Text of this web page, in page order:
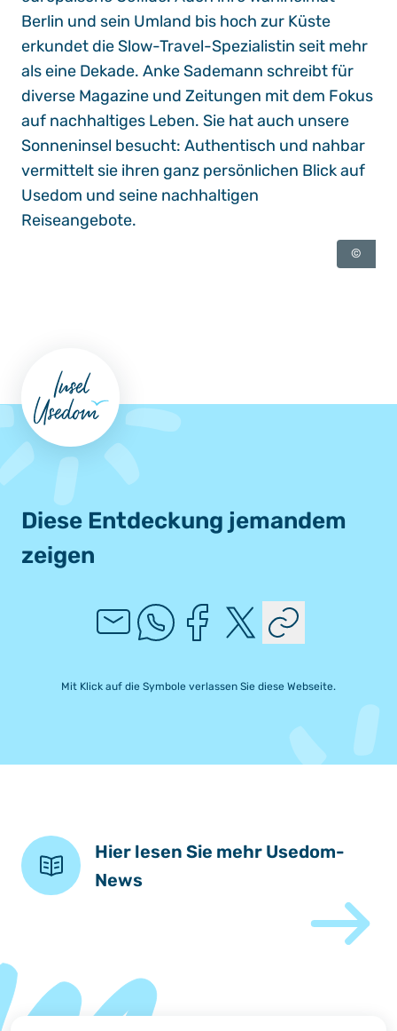
Berlin und sein Umland bis hoch zur Küste
erkundet die Slow-Travel-Spezialistin seit mehr
als eine Dekade. Anke Sademann schreibt für
diverse Magazine und Zeitungen mit dem Fokus
auf nachhaltiges Leben. Sie hat auch unsere
Sonneninsel besucht: Authentisch und nahbar
vermittelt sie ihren ganz persönlichen Blick auf
Usedom und seine nachhaltigen
Reiseangebote.
©
Diese Entdeckung jemandem
zeigen
Mit Klick auf die Symbole verlassen Sie diese Webseite.
Hier lesen Sie mehr Usedom-
News